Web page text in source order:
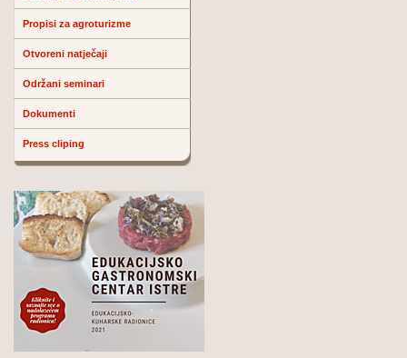
Propisi za agroturizme
Otvoreni natječaji
Održani seminari
Dokumenti
Press cliping